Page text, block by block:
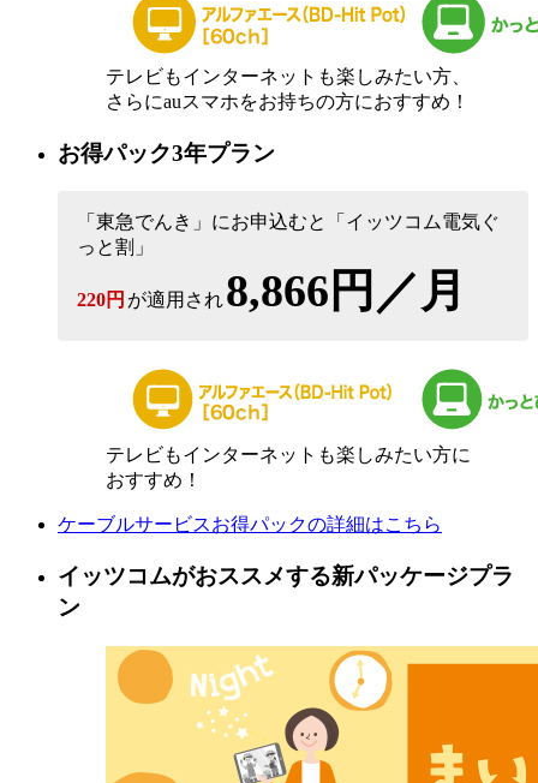
テレビもインターネットも楽しみたい方、
さらにauスマホをお持ちの方におすすめ！
お得パック3年プラン
「東急でんき」にお申込むと「イッツコム電気ぐ
っと割」
220円 が適用され8,866円／月
テレビもインターネットも楽しみたい方に
おすすめ！
ケーブルサービスお得パックの詳細はこちら
イッツコムがおススメする新パッケージプラ
ン